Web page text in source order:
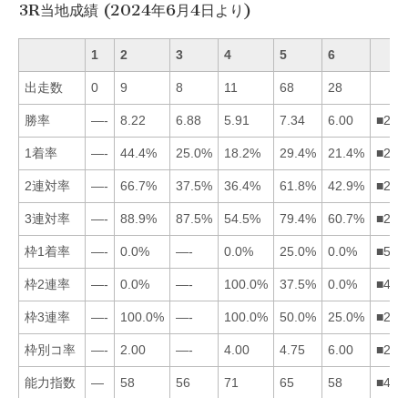
3R当地成績 (2024年6月4日より)
1 2 3 4 5 6
出走数 0 9 8 11 68 28
勝率 —- 8.22 6.88 5.91 7.34 6.00
1着率 —- 44.4% 25.0% 18.2% 29.4% 21.4%
2連対率 —- 66.7% 37.5% 36.4% 61.8% 42.9%
3連対率 —- 88.9% 87.5% 54.5% 79.4% 60.7%
枠1着率 —- 0.0% —- 0.0% 25.0% 0.0%
枠2連率 —- 0.0% —- 100.0% 37.5% 0.0%
枠3連率 —- 100.0% —- 100.0% 50.0% 25.0%
枠別コ率 —- 2.00 —- 4.00 4.75 6.00
能力指数 — 58 56 71 65 58